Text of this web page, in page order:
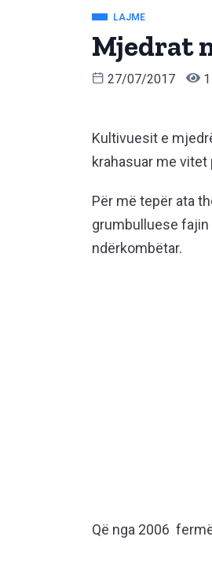
LAJME
Mjedrat
27/07/2017
Kultivuesit e
krahasuar me vitet
Për më tepër ata
grumbulluese
ndërkombëtar.
Që nga 2006